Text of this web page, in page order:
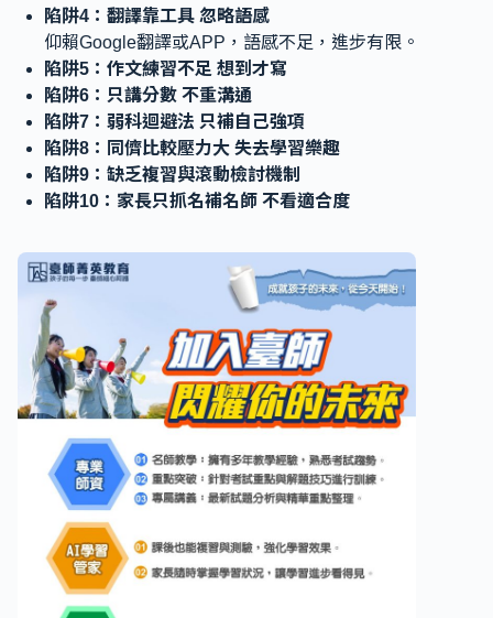
陷阱4：翻譯靠工具 忽略語感
仰賴Google翻譯或APP，語感不足，進步有限。
陷阱5：作文練習不足 想到才寫
陷阱6：只講分數 不重溝通
陷阱7：弱科迴避法 只補自己強項
陷阱8：同儕比較壓力大 失去學習樂趣
陷阱9：缺乏複習與滾動檢討機制
陷阱10：家長只抓名補名師 不看適合度